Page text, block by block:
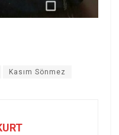
Kasım Sönmez